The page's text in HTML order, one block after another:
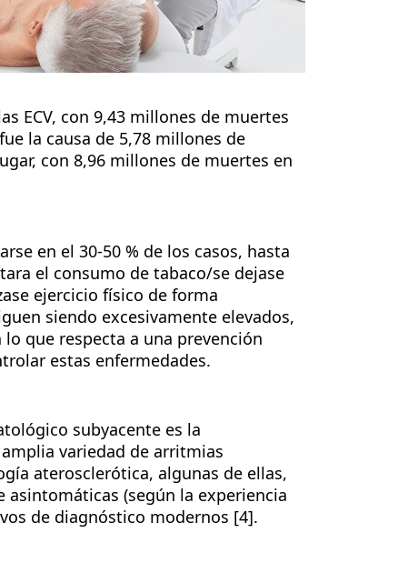
ECV, con 9,43 millones de muertes
la causa de 5,78 millones de
con 8,96 millones de muertes en
en el 30-50 % de los casos, hasta
el consumo de tabaco/se dejase
ejercicio físico de forma
siendo excesivamente elevados,
que respecta a una prevención
estas enfermedades.
subyacente es la
variedad de arritmias
aterosclerótica, algunas de ellas,
(según la experiencia
de diagnóstico modernos [4].